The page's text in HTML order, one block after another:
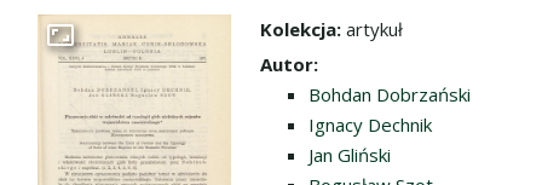
Przejdź do zbioru
Kolekcja: artykuł
Autor:
Bohdan Dobrzański
Ignacy Dechnik
Jan Gliński